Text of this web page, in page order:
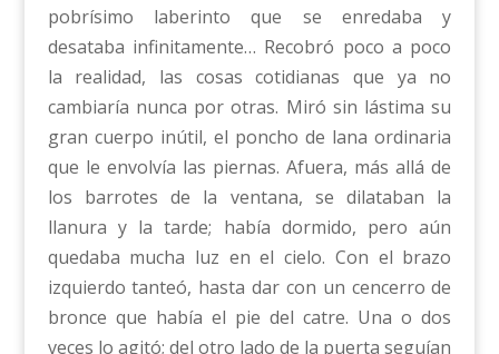
pobrísimo laberinto que se enredaba y
desataba infinitamente… Recobró poco a poco
la realidad, las cosas cotidianas que ya no
cambiaría nunca por otras. Miró sin lástima su
gran cuerpo inútil, el poncho de lana ordinaria
que le envolvía las piernas. Afuera, más allá de
los barrotes de la ventana, se dilataban la
llanura y la tarde; había dormido, pero aún
quedaba mucha luz en el cielo. Con el brazo
izquierdo tanteó, hasta dar con un cencerro de
bronce que había el pie del catre. Una o dos
veces lo agitó; del otro lado de la puerta seguían